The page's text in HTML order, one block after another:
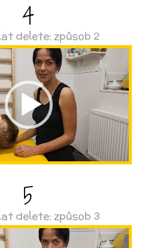
4
delete: způsob 2
5
delete: způsob 3